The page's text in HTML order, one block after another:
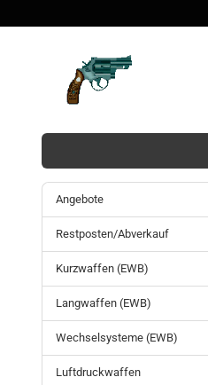
Angebote
Restposten/Abverkauf
Kurzwaffen (EWB)
Langwaffen (EWB)
Wechselsysteme (EWB)
Luftdruckwaffen